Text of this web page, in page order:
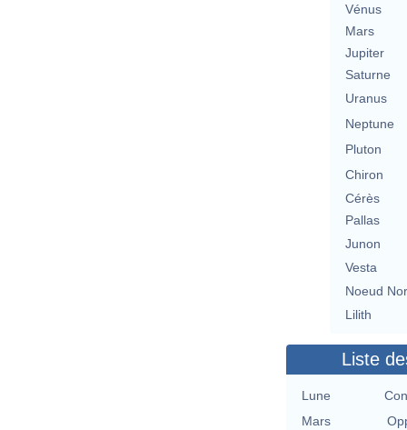
Vénus
Mars
Jupiter
Saturne
Uranus
Neptune
Pluton
Chiron
Cérès
Pallas
Junon
Vesta
Noeud
Lilith
Liste
Lune
Mars